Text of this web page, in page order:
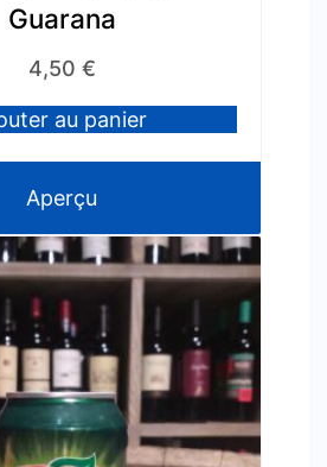
Guarana
4,50 €
au panier
Aperçu